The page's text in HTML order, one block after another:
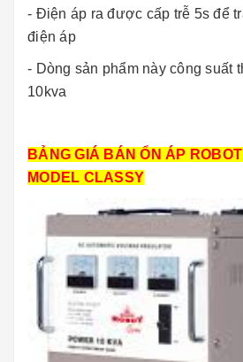
- Điện áp ra được cấp trễ 5s để
điện áp
- Dòng sản phẩm này công suất
10kva
BẢNG GIÁ BÁN ỔN ÁP
MODEL CLASSY